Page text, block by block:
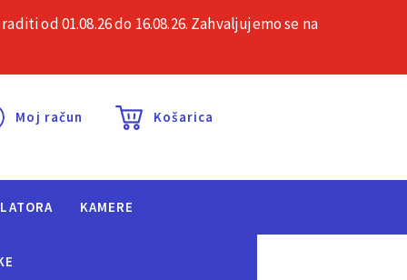
pitanja Kontakt
Moj račun Košarica
KAMERE
od 01.08.26 do 16.08.26. Zahvaljujemo se na